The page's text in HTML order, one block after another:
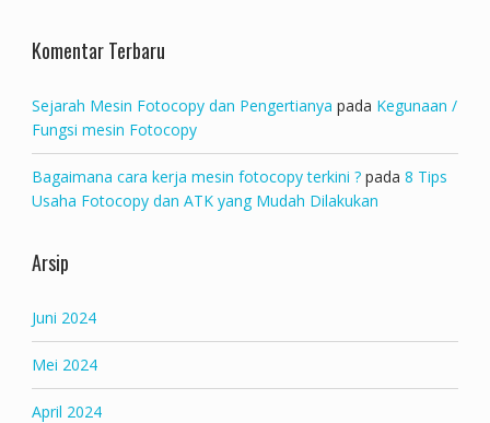
Komentar Terbaru
Sejarah Mesin Fotocopy dan Pengertianya pada Kegunaan /
Fungsi mesin Fotocopy
Bagaimana cara kerja mesin fotocopy terkini ?pada 8 Tips
Usaha Fotocopy dan ATK yang Mudah Dilakukan
Arsip
Juni 2024
Mei 2024
April 2024